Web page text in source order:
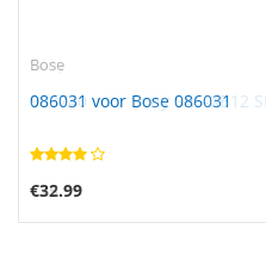
Bose
086031 voor Bose 086031
€32.99